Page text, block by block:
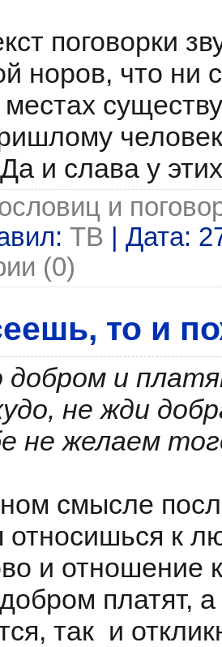
поговорки
норов, что ни
и слава у
и
ТВ | Дата:
(0)
то и
добром и
не жди
не желаем
смысле
относишься к
и отношение
платят,
так и